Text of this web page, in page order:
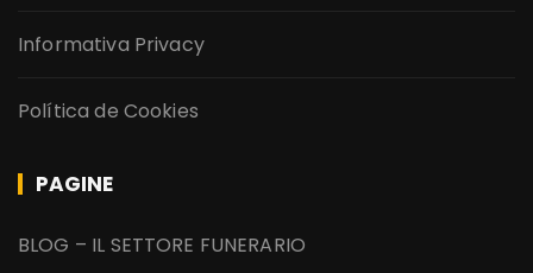
Informativa Privacy
Política de Cookies
PAGINE
BLOG – IL SETTORE FUNERARIO